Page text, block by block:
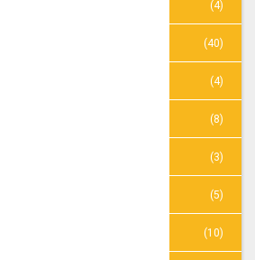
(4)
(40)
(4)
(8)
(3)
(5)
(10)